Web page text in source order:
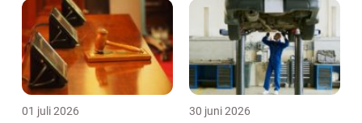
01 juli 2026 30 juni 2026